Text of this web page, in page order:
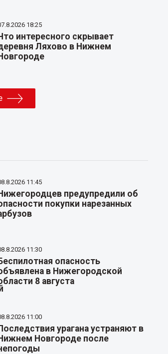
18:25
интересного скрывает
Ляхово в Нижнем
11:45
предупредили об
покупки нарезанных
11:30
опасность
в Нижегородской
8 августа
11:00
урагана устраняют в
Новгороде после